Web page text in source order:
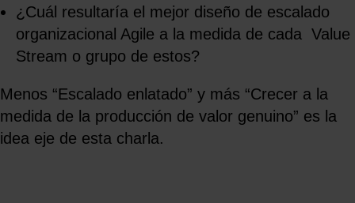
¿Cuál resultaría el mejor diseño de escalado
organizacional Agile a la medida de cada Value
Stream o grupo de estos?
Menos “Escalado enlatado” y más “Crecer a la
medida de la producción de valor genuino” es la
idea eje de esta charla.